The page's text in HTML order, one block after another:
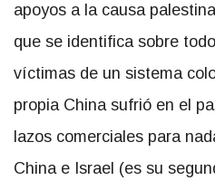
apoyos a la causa
que se identifica sobre
víctimas de un sistema
propia China sufrió en el
lazos comerciales para
China e Israel (es su